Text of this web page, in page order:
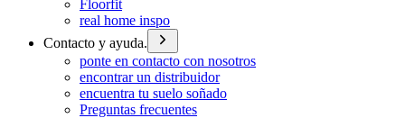
Floorfit
real home inspo
Contacto y ayuda.
ponte en contacto con nosotros
encontrar un distribuidor
encuentra tu suelo soñado
Preguntas frecuentes